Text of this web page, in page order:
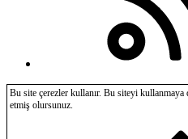
Bu site çerezler kullanır. Bu siteyi kullanmaya
etmiş olursunuz.